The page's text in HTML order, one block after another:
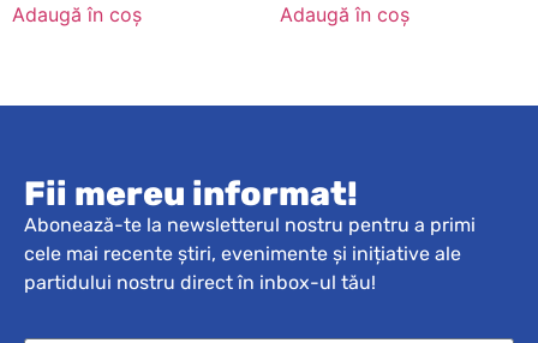
Adaugă în coș Adaugă în coș
Fii mereu informat!
Abonează-te la newsletterul nostru pentru a primi
cele mai recente știri, evenimente și inițiative ale
partidului nostru direct în inbox-ul tău!